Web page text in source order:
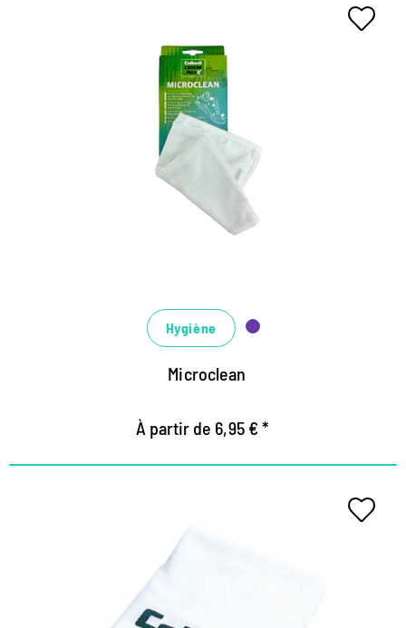
MaxX Microclean
Gant en microfibre pour tous les matériaux.
Parfait pour essuyer la tige et la semelle
Enlève l'excès de liquide de nettoyage ou de mousse
Hygiène
Microclean
À partir de 6,95 € *
Tissu de polissage pratique